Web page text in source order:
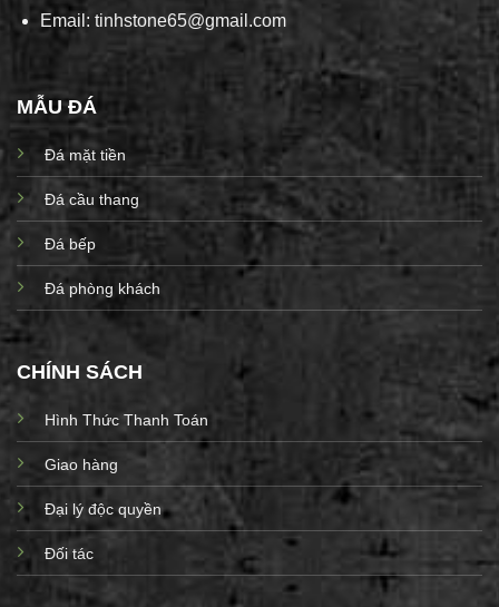
Email: tinhstone65@gmail.com
MẪU ĐÁ
Đá mặt tiền
Đá cầu thang
Đá bếp
Đá phòng khách
CHÍNH SÁCH
Hình Thức Thanh Toán
Giao hàng
Đại lý độc quyền
Đối tác